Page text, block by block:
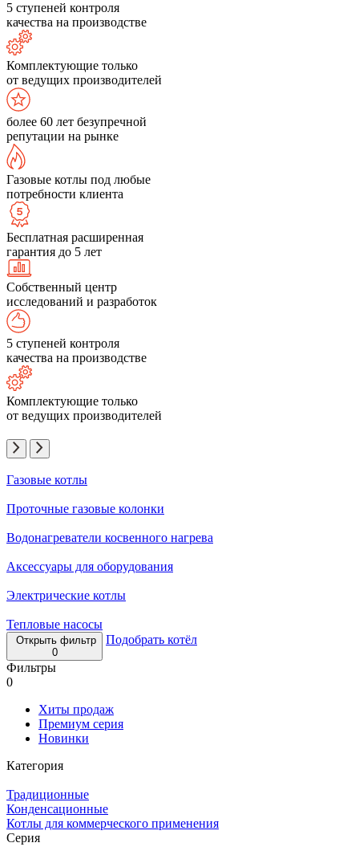
5 ступеней контроля
качества на производстве
Комплектующие только
от ведущих производителей
более 60 лет безупречной
репутации на рынке
Газовые котлы под любые
потребности клиента
Бесплатная расширенная
гарантия до 5 лет
Собственный центр
исследований и разработок
5 ступеней контроля
качества на производстве
Комплектующие только
от ведущих производителей
Газовые котлы
Проточные газовые колонки
Водонагреватели косвенного нагрева
Аксессуары для оборудования
Электрические котлы
Тепловые насосы
Открыть фильтр
0
Подобрать котёл
Фильтры
0
Хиты продаж
Премиум серия
Новинки
Категория
Традиционные
Конденсационные
Котлы для коммерческого применения
Серия